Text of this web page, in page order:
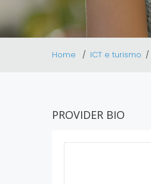
Home ICT e turismo
PROVIDER BIO